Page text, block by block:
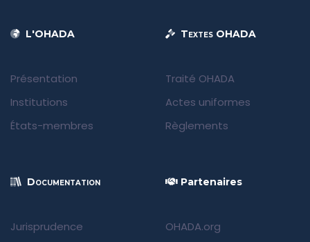
L'OHADA
Présentation
Institutions
États-membres
Textes OHADA
Traité OHADA
Actes uniformes
Règlements
Documentation
Jurisprudence
Partenaires
OHADA.org